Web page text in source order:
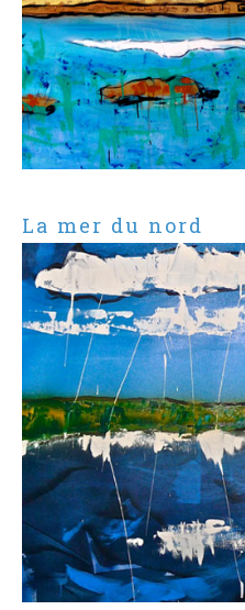
La mer du nord